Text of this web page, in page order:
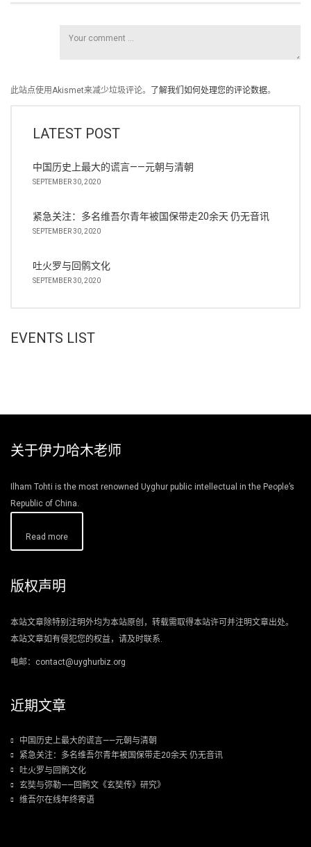
此站点使用Akismet来减少垃圾评论。 了解我们如何处理您的评论数据。
LATEST POST
中国历史上最大的谎言——元朝与清朝
SEPTEMBER 30, 2020
紧急关注：多名维吾尔青年被国保带走20余天 仍无音讯
SEPTEMBER 30, 2020
吐火罗与回鹘文化
SEPTEMBER 30, 2020
EVENTS LIST
关于伊力哈木老师
Ilham Tohti is the most renowned Uyghur public intellectual in the People’s
Republic of China.
Read more
版权声明
本站文章除特别注明外均为本站原创，转载需取得本站许可并注明文章出处。
本站文章如有侵犯您的权益，请及时联系.
电邮：contact@uyghurbiz.org
近期文章
中国历史上最大的谎言——元朝与清朝
紧急关注：多名维吾尔青年被国保带走20余天 仍无音讯
吐火罗与回鹘文化
玄奘与弥勒——回鹘文《玄奘传》研究》
维吾尔在线年终寄语